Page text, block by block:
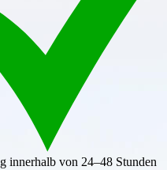
innerhalb von 24–48 Stunden